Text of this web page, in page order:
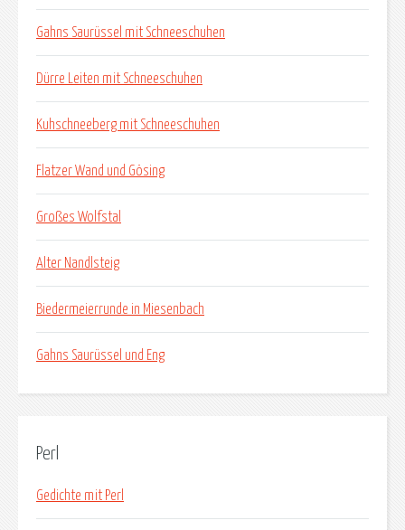
Gahns Saurüssel mit Schneeschuhen
Dürre Leiten mit Schneeschuhen
Kuhschneeberg mit Schneeschuhen
Flatzer Wand und Gösing
Großes Wolfstal
Alter Nandlsteig
Biedermeierrunde in Miesenbach
Gahns Saurüssel und Eng
Perl
Gedichte mit Perl